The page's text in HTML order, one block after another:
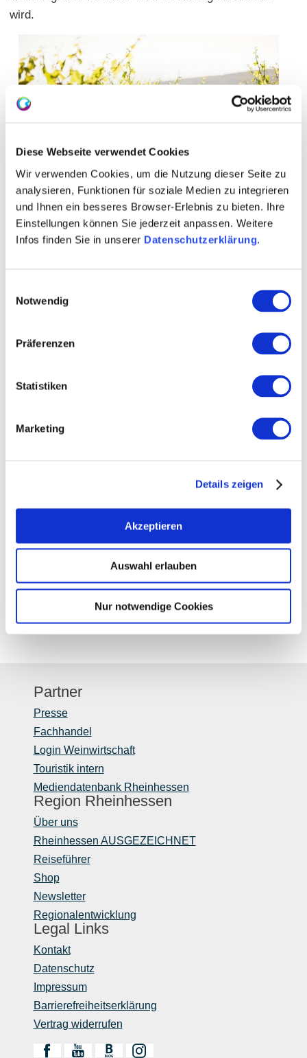
Diese Webseite verwendet Cookies
Wir verwenden Cookies, um die Nutzung dieser Seite zu
analysieren, Funktionen für soziale Medien zu integrieren
und Ihnen ein besseres Browser-Erlebnis zu bieten. Ihre
Einstellungen können Sie jederzeit anpassen. Weitere
Infos finden Sie in unserer Datenschutzerklärung.
Notwendig
Präferenzen
Statistiken
Marketing
Details zeigen
Akzeptieren
Auswahl erlauben
Nur notwendige Cookies
wird.
Öffnungszeiten
Weitere Infos & Downloads
von 09:00 bis 17:00 Uhr
Dienstag von 09:00 bis 17:00 Uhr
von 09:00 bis 17:00 Uhr
von 09:00 bis 17:00 Uhr
Freitag von 09:00 bis 17:00 Uhr
Partner
Presse
Fachhandel
Login Weinwirtschaft
Touristik intern
Mediendatenbank Rheinhessen
Region Rheinhessen
Über uns
Rheinhessen AUSGEZEICHNET
Reiseführer
Shop
Newsletter
Regionalentwicklung
Legal Links
Kontakt
Datenschutz
Impressum
Barrierefreiheitserklärung
Vertrag widerrufen